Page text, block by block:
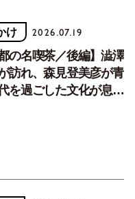
け 2026.07.19
都の名喫茶／後編】澁澤
訪れ、森見登美彦が青
を過ごした文化が息づ